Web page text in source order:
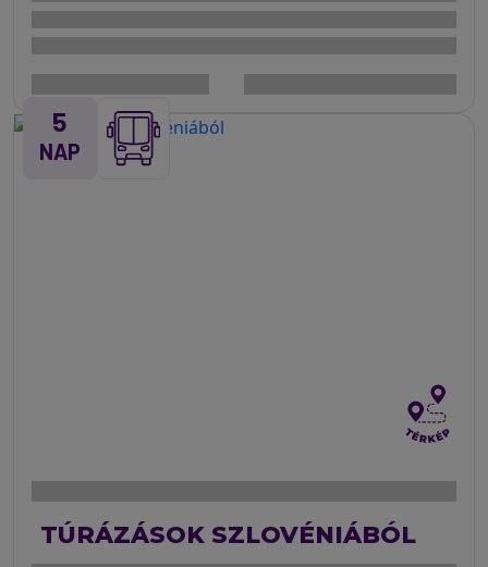
5
NAP
TÚRÁZÁSOK SZLOVÉNIÁBÓL